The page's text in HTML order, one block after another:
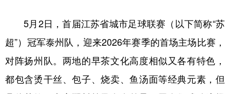
地方频道
5月2日，首届江苏省城市足球联赛（以下简称“苏
超”）冠军泰州队，迎来2026年赛季的首场主场比赛，
对阵扬州队。两地的早茶文化高度相似又各有特色，
都包含烫干丝、包子、烧卖、鱼汤面等经典元素，但